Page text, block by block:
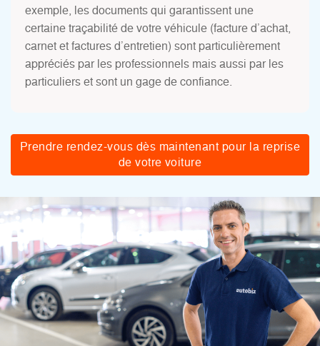
exemple, les documents qui garantissent une
certaine traçabilité de votre véhicule (facture d’achat,
carnet et factures d’entretien) sont particulièrement
appréciés par les professionnels mais aussi par les
particuliers et sont un gage de confiance.
Prendre rendez-vous dès maintenant pour la reprise
de votre voiture